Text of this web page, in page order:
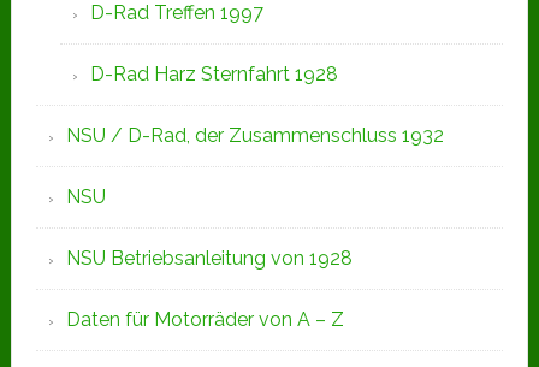
D-Rad Treffen 1997
D-Rad Harz Sternfahrt 1928
NSU / D-Rad, der Zusammenschluss 1932
NSU
NSU Betriebsanleitung von 1928
Daten für Motorräder von A – Z